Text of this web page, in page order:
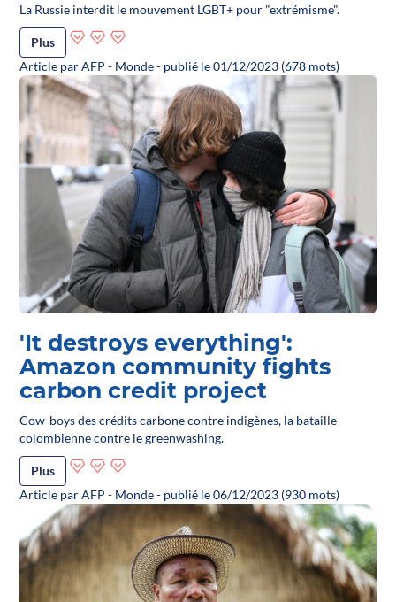
La Russie interdit le mouvement LGBT+ pour "extrémisme".
Plus
Article par AFP - Monde - publié le 01/12/2023 (678 mots)
'It destroys everything':
Amazon community fights
carbon credit project
Cow-boys des crédits carbone contre indigènes, la bataille
colombienne contre le greenwashing.
Plus
Article par AFP - Monde - publié le 06/12/2023 (930 mots)